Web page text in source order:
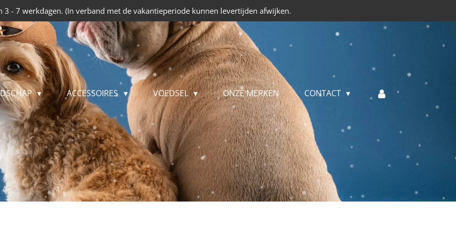
3 - 7 werkdagen. (In verband met de vakantieperiode kunnen levertijden afwijken.
ACCESSOIRES VOEDSEL ONZE MERKEN CONTACT